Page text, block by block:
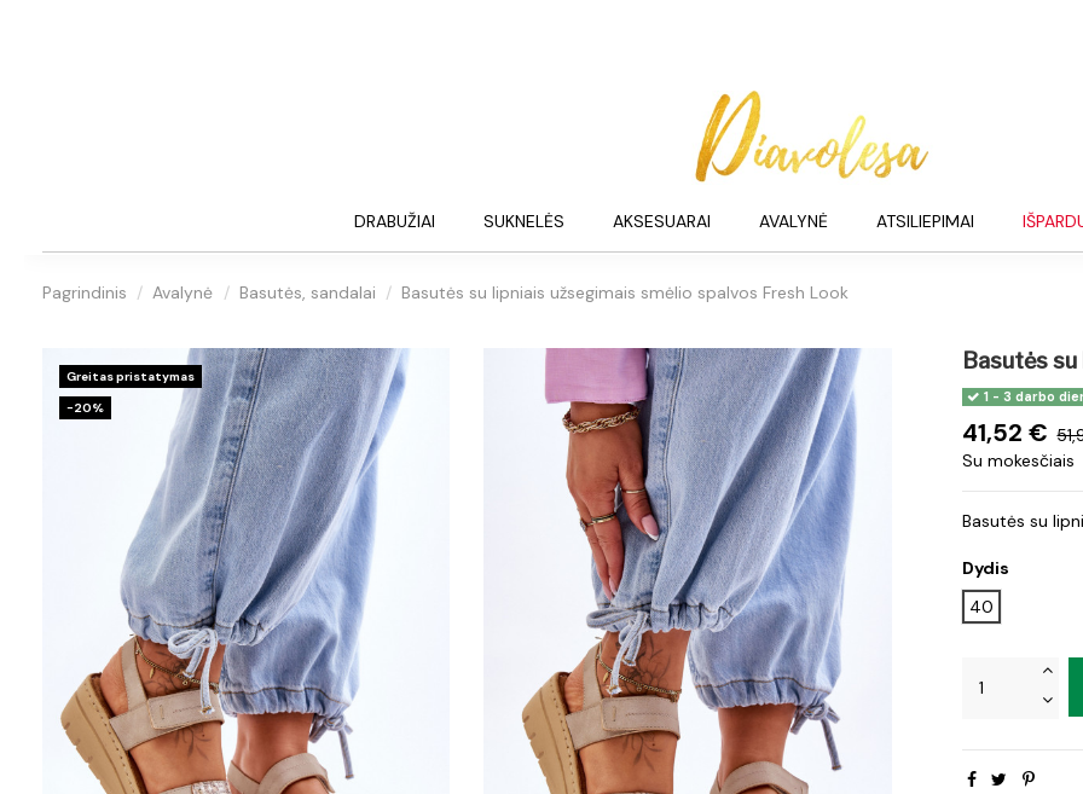
DRABUŽIAI SUKNELĖS AKSESUARAI AVALYNĖ ATSILIEPIMAI
Pagrindinis Avalynė Basutės, sandalai Basutės su lipniais užsegimais smėlio spalvos Fresh Look
Greitas pristatymas
−20%
Basutės
1 - 3 darbo
41,52 €
Su mokesčiais
Basutės su
Dydis
40